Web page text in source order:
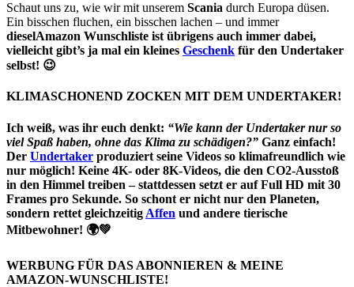
Schaut uns zu, wie wir mit unserem Scania durch Europa düsen.
Ein bisschen fluchen, ein bisschen lachen – und immer
dieselAmazon Wunschliste ist übrigens auch immer dabei,
vielleicht gibt’s ja mal ein kleines Geschenk für den Undertaker
selbst! 😉
KLIMASCHONEND ZOCKEN MIT DEM UNDERTAKER!
Ich weiß, was ihr euch denkt: “Wie kann der Undertaker nur so
viel Spaß haben, ohne das Klima zu schädigen?” Ganz einfach!
Der Undertaker produziert seine Videos so klimafreundlich wie
nur möglich! Keine 4K- oder 8K-Videos, die den CO2-Ausstoß
in den Himmel treiben – stattdessen setzt er aufFull HD mit 30
Frames pro Sekunde. So schont er nicht nur den Planeten,
sondern rettet gleichzeitig Affen und andere tierische
Mitbewohner! 🌍💚
WERBUNG FÜR DAS ABONNIEREN & MEINE
AMAZON-WUNSCHLISTE!